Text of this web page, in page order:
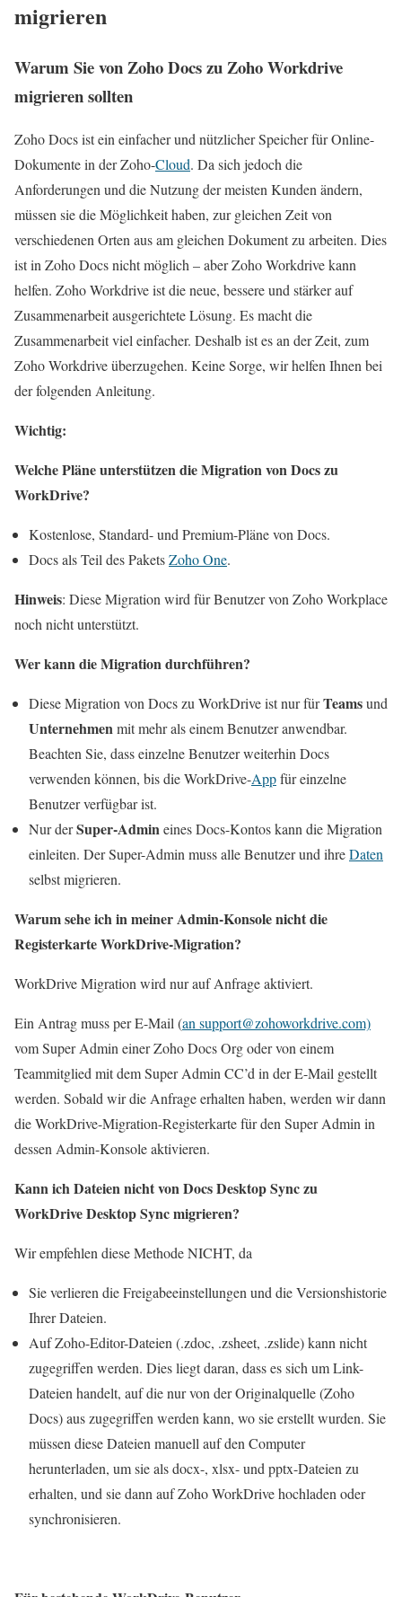
migrieren
Warum Sie von Zoho Docs zu Zoho Workdrive
migrieren sollten
Zoho Docs ist ein einfacher und nützlicher Speicher für Online-
Dokumente in der Zoho-Cloud. Da sich jedoch die
Anforderungen und die Nutzung der meisten Kunden ändern,
müssen sie die Möglichkeit haben, zur gleichen Zeit von
verschiedenen Orten aus am gleichen Dokument zu arbeiten. Dies
ist in Zoho Docs nicht möglich – aber Zoho Workdrive kann
helfen. Zoho Workdrive ist die neue, bessere und stärker auf
Zusammenarbeit ausgerichtete Lösung. Es macht die
Zusammenarbeit viel einfacher. Deshalb ist es an der Zeit, zum
Zoho Workdrive überzugehen. Keine Sorge, wir helfen Ihnen bei
der folgenden Anleitung.
Wichtig:
Welche Pläne unterstützen die Migration von Docs zu
WorkDrive?
Kostenlose, Standard- und Premium-Pläne von Docs.
Docs als Teil des PaketsZoho One.
Hinweis: Diese Migration wird für Benutzer von Zoho Workplace
noch nicht unterstützt.
Wer kann die Migration durchführen?
Diese Migration von Docs zu WorkDrive ist nur fürTeamsund
Unternehmenmit mehr als einem Benutzer anwendbar.
Beachten Sie, dass einzelne Benutzer weiterhin Docs
verwenden können, bis die WorkDrive-Appfür einzelne
Benutzer verfügbar ist.
Nur derSuper-Admineines Docs-Kontos kann die Migration
einleiten. Der Super-Admin muss alle Benutzer und ihreDaten
selbst migrieren.
Warum sehe ich in meiner Admin-Konsole nicht die
Registerkarte WorkDrive-Migration?
WorkDrive Migration wird nur auf Anfrage aktiviert.
Ein Antrag muss per E-Mail (an support@zohoworkdrive.com)
vom Super Admin einer Zoho Docs Org oder von einem
Teammitglied mit dem Super Admin CC’d in der E-Mail gestellt
werden. Sobald wir die Anfrage erhalten haben, werden wir dann
die WorkDrive-Migration-Registerkarte für den Super Admin in
dessen Admin-Konsole aktivieren.
Kann ich Dateien nicht von Docs Desktop Sync zu
WorkDrive Desktop Sync migrieren?
Wir empfehlen diese Methode NICHT, da
Sie verlieren die Freigabeeinstellungen und die Versionshistorie
Ihrer Dateien.
Auf Zoho-Editor-Dateien (.zdoc, .zsheet, .zslide) kann nicht
zugegriffen werden. Dies liegt daran, dass es sich um Link-
Dateien handelt, auf die nur von der Originalquelle (Zoho
Docs) aus zugegriffen werden kann, wo sie erstellt wurden. Sie
müssen diese Dateien manuell auf den Computer
herunterladen, um sie als docx-, xlsx- und pptx-Dateien zu
erhalten, und sie dann auf Zoho WorkDrive hochladen oder
synchronisieren.